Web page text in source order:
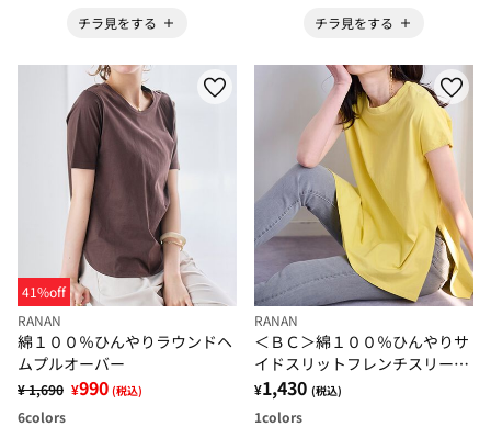
チラ見をする
チラ見をする
41%off
RANAN
綿１００％ひんやりラウンドヘ
ムプルオーバー
¥ 1,690 ¥990 (税込)
6colors
RANAN
＜ＢＣ＞綿１００％ひんやりサ
イドスリットフレンチスリーブ
チュニック
¥1,430 (税込)
1colors